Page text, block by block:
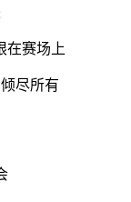
在赛场上
尽所有